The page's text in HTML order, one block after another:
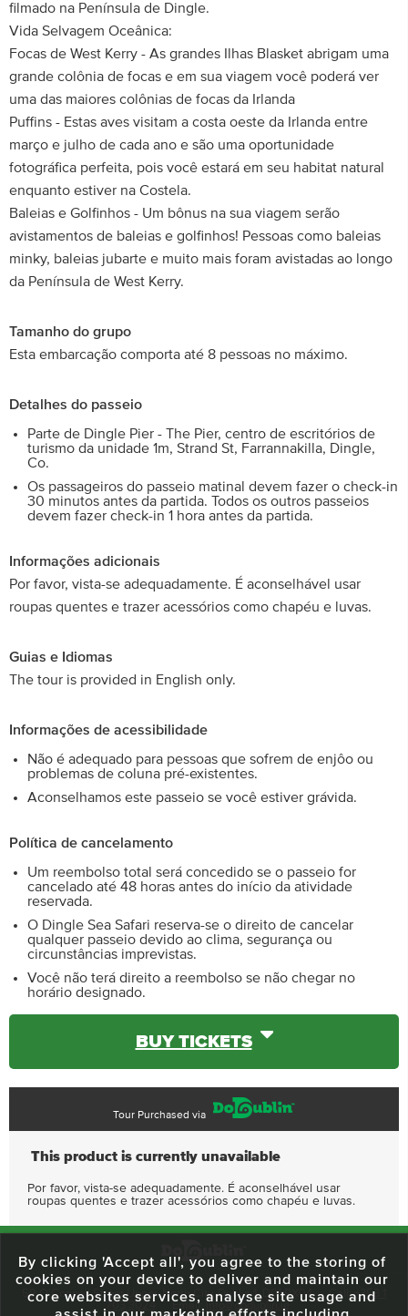
filmado na Península de Dingle.
Vida Selvagem Oceânica:
Focas de West Kerry - As grandes Ilhas Blasket abrigam uma
grande colônia de focas e em sua viagem você poderá ver
uma das maiores colônias de focas da Irlanda
Puffins - Estas aves visitam a costa oeste da Irlanda entre
março e julho de cada ano e são uma oportunidade
fotográfica perfeita, pois você estará em seu habitat natural
enquanto estiver na Costela.
Baleias e Golfinhos - Um bônus na sua viagem serão
avistamentos de baleias e golfinhos! Pessoas como baleias
minky, baleias jubarte e muito mais foram avistadas ao longo
da Península de West Kerry.
Tamanho do grupo
Esta embarcação comporta até 8 pessoas no máximo.
Detalhes do passeio
Parte de Dingle Pier - The Pier, centro de escritórios de
turismo da unidade 1m, Strand St, Farrannakilla, Dingle,
Co.
Os passageiros do passeio matinal devem fazer o check-in
30 minutos antes da partida. Todos os outros passeios
devem fazer check-in 1 hora antes da partida.
Informações adicionais
Por favor, vista-se adequadamente. É aconselhável usar
roupas quentes e trazer acessórios como chapéu e luvas.
Guias e Idiomas
The tour is provided in English only.
Informações de acessibilidade
Não é adequado para pessoas que sofrem de enjôo ou
problemas de coluna pré-existentes.
Aconselhamos este passeio se você estiver grávida.
Política de cancelamento
Um reembolso total será concedido se o passeio for
cancelado até 48 horas antes do início da atividade
reservada.
O Dingle Sea Safari reserva-se o direito de cancelar
qualquer passeio devido ao clima, segurança ou
circunstâncias imprevistas.
Você não terá direito a reembolso se não chegar no
horário designado.
BUY TICKETS
Tour Purchased via
This product is currently unavailable
Por favor, vista-se adequadamente. É aconselhável usar
roupas quentes e trazer acessórios como chapéu e luvas.
59 O'Connell Street Upper, North City, Dublin 1, D01 RX04 Call:+353 1
703 3024
Email: info@dodublin.ie
By clicking 'Accept all', you agree to the storing of
cookies on your device to deliver and maintain our
core websites services, analyse site usage and